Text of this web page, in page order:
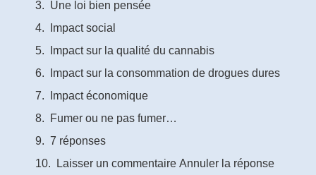
Une loi bien pensée
Impact social
Impact sur la qualité du cannabis
Impact sur la consommation de drogues dures
Impact économique
Fumer ou ne pas fumer…
7 réponses
Laisser un commentaire Annuler la réponse
m'abonne